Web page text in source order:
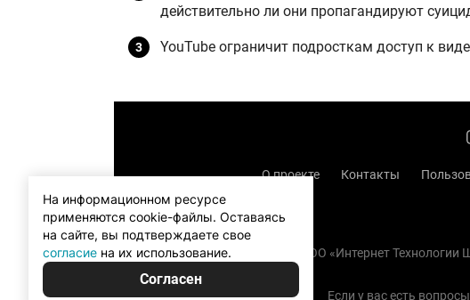
действительно ли они пропагандируют
YouTube ограничит подросткам доступ к
О проекте Контакты
Copyright (с) TOO «Интернет
Если у вас есть
На информационном ресурсе
применяются cookie-файлы. Оставаясь
на сайте, вы подтверждаете свое
согласие на их использование.
Согласен